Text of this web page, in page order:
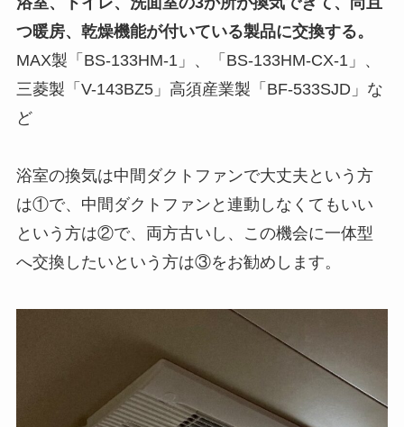
つ暖房、乾燥機能が付いている製品に交換する。
MAX製「BS-133HM-1」、「BS-133HM-CX-1」、
三菱製「V-143BZ5」高須産業製「BF-533SJD」な
ど
浴室の換気は中間ダクトファンで大丈夫という方
は①で、中間ダクトファンと連動しなくてもいい
という方は②で、両方古いし、この機会に一体型
へ交換したいという方は③をお勧めします。